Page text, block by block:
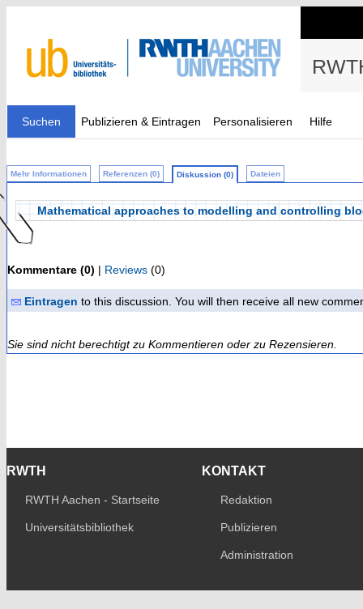
Suchen Publizieren & Eintragen Personalisieren Hilfe
Mehr Informationen Referenzen (0) Diskussion (0) Dateien
Mathematical approaches to modelling and controlling
Kommentare (0) | Reviews (0)
Eintragen to this discussion. You will then receive all new
Sie sind nicht berechtigt zu Kommentieren oder zu Rezensieren.
RWTH
RWTH Aachen - Startseite
Universitätsbibliothek
KONTAKT
Redaktion
Publizieren
Administration